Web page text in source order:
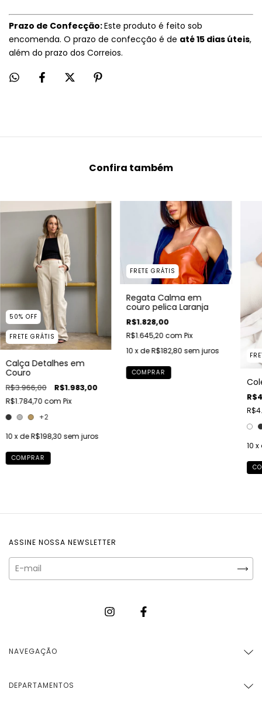
Prazo de Confecção:Este produto é feito sob
encomenda. O prazo de confecção é de até 15 dias úteis,
além do prazo dos Correios.
Confira também
50% OFF
FRETE GRÁTIS
Calça Detalhes em
Couro
R$3.966,00 R$1.983,00
R$1.784,70 com Pix
+2
10 x deR$198,30 sem juros
COMPRAR
FRETE GRÁTIS
Regata Calma em
couro pelica Laranja
R$1.828,00
R$1.645,20 com Pix
10 x deR$182,80 sem juros
COMPRAR
10 x
ASSINE NOSSA NEWSLETTER
NAVEGAÇÃO
DEPARTAMENTOS